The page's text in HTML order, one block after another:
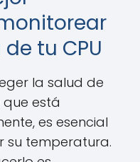
tu CPU
la salud de
está
es esencial
su temperatura.